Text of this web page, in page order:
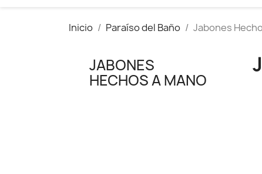
Inicio Paraíso del Baño Jabones
JABONES
HECHOS A MANO